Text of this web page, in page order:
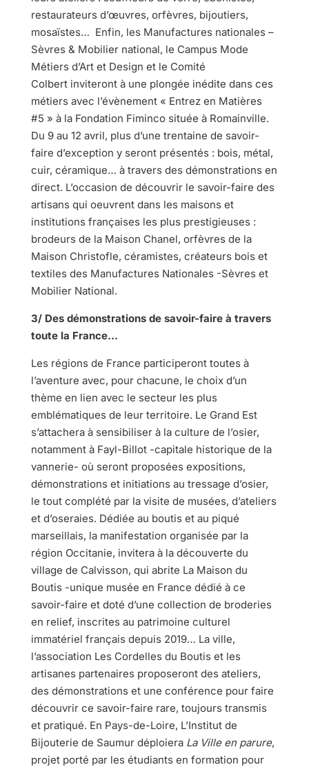
restaurateurs d’œuvres, orfèvres, bijoutiers,
mosaïstes… Enfin, les Manufactures nationales –
Sèvres & Mobilier national, le Campus Mode
Métiers d’Art et Design et le Comité
Colbert inviteront à une plongée inédite dans ces
métiers avec l’évènement « Entrez en Matières
#5 » à la Fondation Fiminco située à Romainville.
Du 9 au 12 avril, plus d’une trentaine de savoir-
faire d’exception y seront présentés : bois, métal,
cuir, céramique… à travers des démonstrations en
direct. L’occasion de découvrir le savoir-faire des
artisans qui oeuvrent dans les maisons et
institutions françaises les plus prestigieuses :
brodeurs de la Maison Chanel, orfèvres de la
Maison Christofle, céramistes, créateurs bois et
textiles des Manufactures Nationales -Sèvres et
Mobilier National.
3/ Des démonstrations de savoir-faire à travers
toute la France…
Les régions de France participeront toutes à
l’aventure avec, pour chacune, le choix d’un
thème en lien avec le secteur les plus
emblématiques de leur territoire. Le Grand Est
s’attachera à sensibiliser à la culture de l’osier,
notamment à Fayl-Billot -capitale historique de la
vannerie- où seront proposées expositions,
démonstrations et initiations au tressage d’osier,
le tout complété par la visite de musées, d’ateliers
et d’oseraies. Dédiée au boutis et au piqué
marseillais, la manifestation organisée par la
région Occitanie, invitera à la découverte du
village de Calvisson, qui abrite La Maison du
Boutis -unique musée en France dédié à ce
savoir-faire et doté d’une collection de broderies
en relief, inscrites au patrimoine culturel
immatériel français depuis 2019… La ville,
l’association Les Cordelles du Boutis et les
artisanes partenaires proposeront des ateliers,
des démonstrations et une conférence pour faire
découvrir ce savoir-faire rare, toujours transmis
et pratiqué. En Pays-de-Loire, L’Institut de
Bijouterie de Saumur déploiera La Ville en parure,
projet porté par les étudiants en formation pour